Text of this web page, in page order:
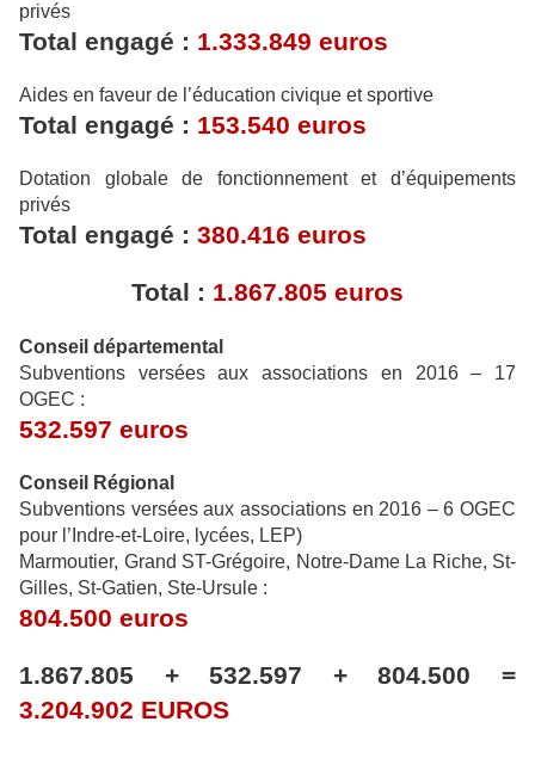
privés
Total engagé : 1.333.849 euros
Aides en faveur de l’éducation civique et sportive
Total engagé : 153.540 euros
Dotation globale de fonctionnement et d’équipements
privés
Total engagé : 380.416 euros
Total : 1.867.805 euros
Conseil départemental
Subventions versées aux associations en 2016 – 17
OGEC :
532.597 euros
Conseil Régional
Subventions versées aux associations en 2016 – 6 OGEC
pour l’Indre-et-Loire, lycées, LEP)
Marmoutier, Grand ST-Grégoire, Notre-Dame La Riche, St-
Gilles, St-Gatien, Ste-Ursule :
804.500 euros
1.867.805 + 532.597 + 804.500 =
3.204.902 EUROS